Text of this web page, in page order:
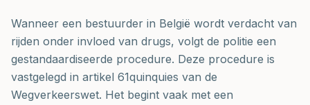
Wanneer een bestuurder in België wordt verdacht van
rijden onder invloed van drugs, volgt de politie een
gestandaardiseerde procedure. Deze procedure is
vastgelegd in artikel 61quinquies van de
Wegverkeerswet. Het begint vaak met een